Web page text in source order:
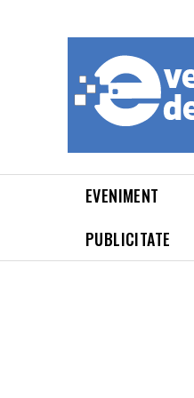
EVENIMENT
PUBLICITATE